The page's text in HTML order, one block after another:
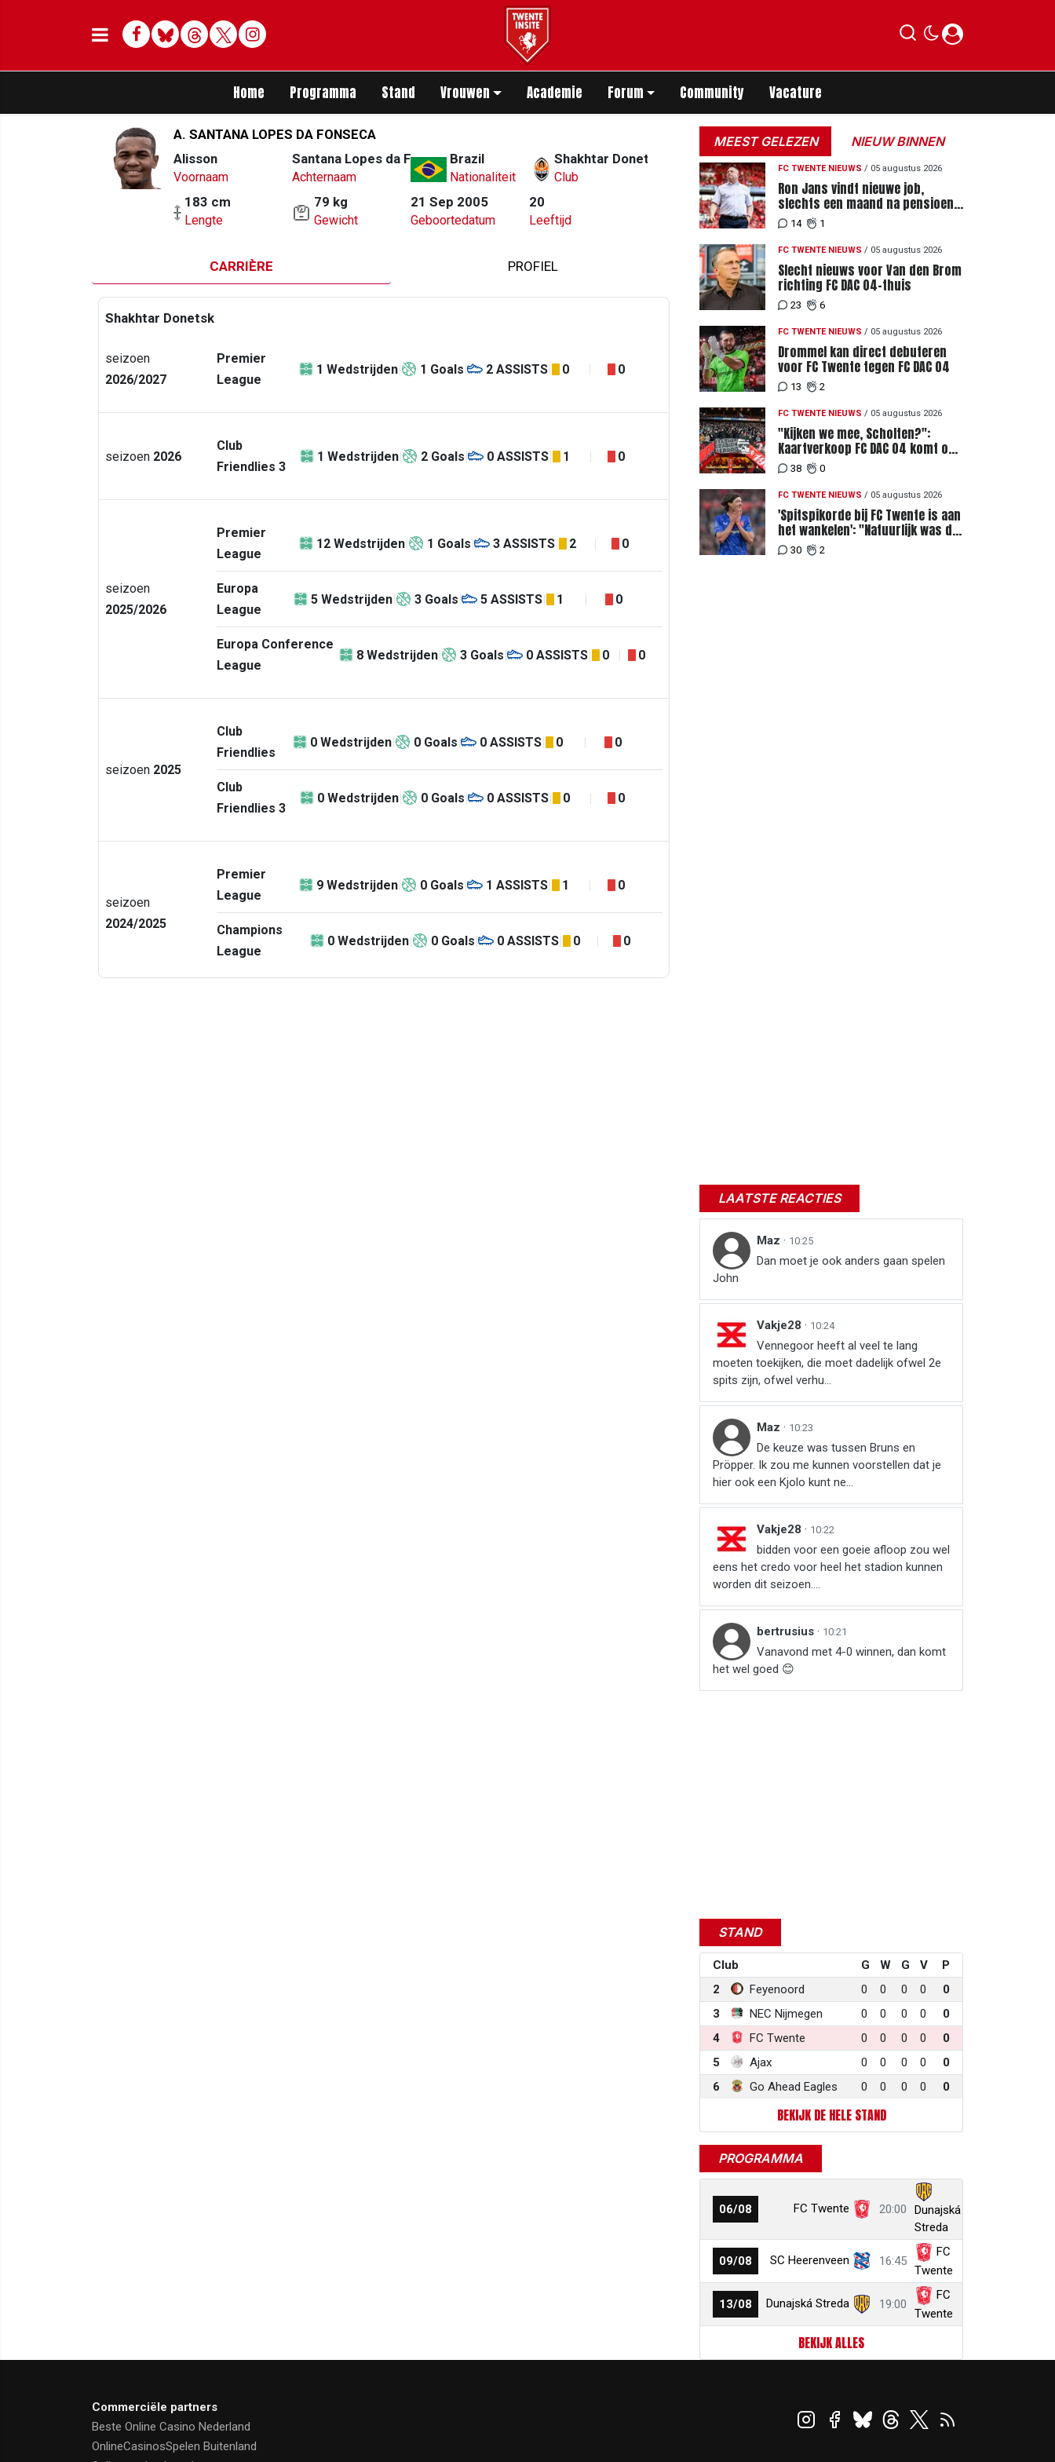
Facebook
BlueskyThreadsTwitterDelen op Whatsapp
Home Programma Stand Vrouwen Academie Forum Community Vacature
A. SANTANA LOPES DA FONSECA
Alisson
Voornaam
Santana Lopes da Fonseca
Achternaam
Brazil
Nationaliteit
Shakhtar Donetsk
Club
183 cm
Lengte
79 kg
Gewicht
21 Sep 2005
Geboortedatum
20
Leeftijd
CARRIÈRE PROFIEL
Shakhtar Donetsk
seizoen
2026/2027
Premier
League
1 Wedstrijden 1 Goals 2 ASSISTS 0 0
seizoen 2026
Club
Friendlies 3
1 Wedstrijden 2 Goals 0 ASSISTS 1 0
seizoen
2025/2026
Premier
League
12 Wedstrijden 1 Goals 3 ASSISTS 2 0
Europa
League
5 Wedstrijden 3 Goals 5 ASSISTS 1 0
Europa Conference
League
8 Wedstrijden 3 Goals 0 ASSISTS 0 0
seizoen 2025
Club
Friendlies
0 Wedstrijden 0 Goals 0 ASSISTS 0 0
Club
Friendlies 3
0 Wedstrijden 0 Goals 0 ASSISTS 0 0
seizoen
2024/2025
Premier
League
9 Wedstrijden 0 Goals 1 ASSISTS 1 0
Champions
League
0 Wedstrijden 0 Goals 0 ASSISTS 0 0
MEEST GELEZEN NIEUW BINNEN
FC TWENTE NIEUWS / 05 augustus 2026
Ron Jans vindt nieuwe job,
slechts een maand na pensioen
als hoofdtrainer
14 1
FC TWENTE NIEUWS / 05 augustus 2026
Slecht nieuws voor Van den Brom
richting FC DAC 04-thuis
23 6
FC TWENTE NIEUWS / 05 augustus 2026
Drommel kan direct debuteren
voor FC Twente tegen FC DAC 04
13 2
FC TWENTE NIEUWS / 05 augustus 2026
"Kijken we mee, Scholten?":
Kaartverkoop FC DAC 04 komt op
gang, supporters niet blij met
ticketprijzen
38 0
FC TWENTE NIEUWS / 05 augustus 2026
'Spitspikorde bij FC Twente is aan
het wankelen': "Natuurlijk was dat
een signaal"
30 2
LAATSTE REACTIES
Maz · 10:25
Dan moet je ook anders gaan spelen
John
Vakje28 · 10:24
Vennegoor heeft al veel te lang
moeten toekijken, die moet dadelijk ofwel 2e
spits zijn, ofwel verhu...
Maz · 10:23
De keuze was tussen Bruns en
Pröpper. Ik zou me kunnen voorstellen dat je
hier ook een Kjolo kunt ne...
Vakje28 · 10:22
bidden voor een goeie afloop zou wel
eens het credo voor heel het stadion kunnen
worden dit seizoen....
bertrusius · 10:21
Vanavond met 4-0 winnen, dan komt
het wel goed 😊
STAND
Club G W G V
P
2
Feyenoord 0 0 0 0
0
3
NEC Nijmegen 0 0 0 0
0
4
FC Twente 0 0 0 0
0
5
Ajax 0 0 0 0
0
6
Go Ahead Eagles 0 0 0 0 0
BEKIJK DE HELE STAND
PROGRAMMA
06/08 FC Twente 20:00
Dunajská
Streda
09/08 SC Heerenveen 16:45
FC
Twente
13/08 Dunajská Streda 19:00
FC
Twente
BEKIJK ALLES
Commerciële partners
Beste Online Casino Nederland
OnlineCasinosSpelen Buitenland